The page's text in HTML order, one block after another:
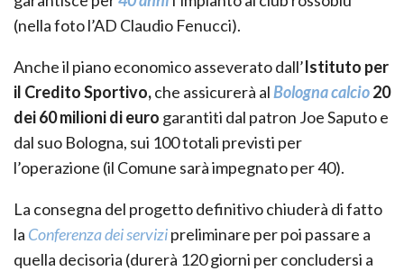
(nella foto l’AD Claudio Fenucci).
Anche il piano economico asseverato dall’Istituto per
il Credito Sportivo,che assicurerà alBologna calcio20
dei 60 milioni di euro garantiti dal patron Joe Saputo e
dal suo Bologna, sui 100 totali previsti per
l’operazione (il Comune sarà impegnato per 40).
La consegna del progetto definitivo chiuderà di fatto
la Conferenza dei servizipreliminare per poi passare a
quella decisoria (durerà 120 giorni per concludersi a